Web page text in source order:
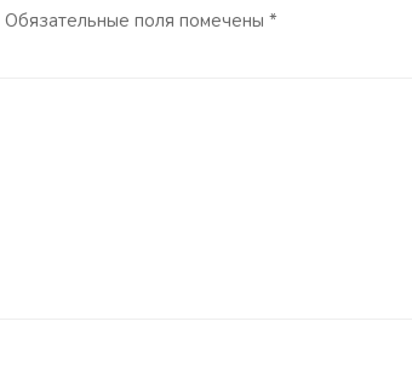
Обязательные поля помечены *